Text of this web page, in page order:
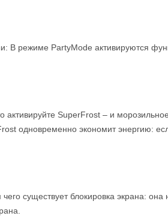
В режиме PartyMode активируются
SuperFrost – и
одновременно экономит энергию:
существует блокировка экрана: